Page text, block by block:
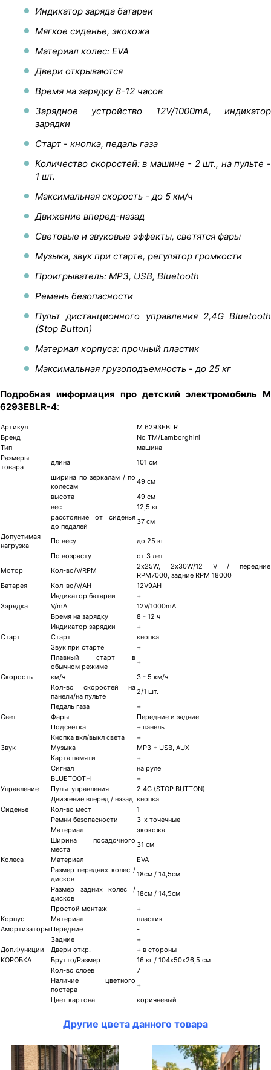
Индикатор заряда батареи
Мягкое сиденье, экокожа
Материал колес: EVA
Двери открываются
Время на зарядку 8-12 часов
Зарядное устройство 12V/1000mA, индикатор
зарядки
Старт - кнопка, педаль газа
Количество скоростей: в машине - 2 шт., на пульте -
1 шт.
Максимальная скорость - до 5 км/ч
Движение вперед-назад
Световые и звуковые эффекты, светятся фары
Музыка, звук при старте, регулятор громкости
Проигрыватель: MP3, USB, Bluetooth
Ремень безопасности
Пульт дистанционного управления 2,4G Bluetooth
(Stop Button)
Материал корпуса: прочный пластик
Максимальная грузоподъемность - до 25 кг
Подробная информация про детский электромобиль M
6293EBLR-4:
Артикул
M 6293EBLR
Бренд
No TM/Lamborghini
Тип
машина
Размеры
товара
длина
101 см
ширина по зеркалам / по
колесам
49 см
высота
49 см
вес
12,5 кг
расстояние от сиденья
до педалей
37 см
Допустимая
нагрузка
По весу
до 25 кг
По возрасту
от 3 лет
Мотор
Кол-во/V/RPM
2х25W, 2х30W/12 V / передние
RPM7000, задние RPM 18000
Батарея
Кол-во/V/AH
12V9AH
Индикатор батареи
+
Зарядка
V/mA
12V/1000mA
Время на зарядку
8 - 12 ч
Индикатор зарядки
+
Старт
Старт
кнопка
Звук при старте
+
Плавный старт в
обычном режиме
+
Скорость
км/ч
3 - 5 км/ч
Кол-во скоростей на
панели/на пульте
2/1 шт.
Педаль газа
+
Свет
Фары
Передние и задние
Подсветка
+ панель
Кнопка вкл/выкл света
+
Звук
Музыка
MP3 + USB, AUX
Карта памяти
+
Сигнал
на руле
BLUETOOTH
+
Управление
Пульт управления
2,4G (STOP BUTTON)
Движение вперед / назад кнопка
Сиденье
Кол-во мест
1
Ремни безопасности
3-х точечные
Материал
экокожа
Ширина посадочного
места
31 см
Колеса
Материал
EVA
Размер передних колес /
дисков
18см / 14,5см
Размер задних колес /
дисков
18см / 14,5см
Простой монтаж
+
Корпус
Материал
пластик
Амортизаторы Передние
-
Задние
+
Доп.Функции
Двери откр.
+ в стороны
КОРОБКА
Брутто/Размер
16 кг / 104х50х26,5 см
Кол-во слоев
7
Наличие цветного
постера
+
Цвет картона
коричневый
Другие цвета данного товара